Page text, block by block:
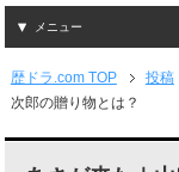
メニュー
歴ドラ.com TOP 投稿
次郎の贈り物とは？